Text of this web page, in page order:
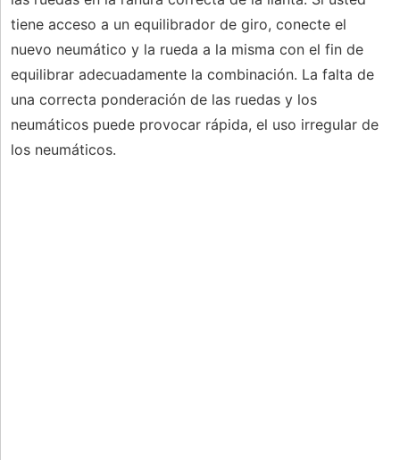
tiene acceso a un equilibrador de giro, conecte el
nuevo neumático y la rueda a la misma con el fin de
equilibrar adecuadamente la combinación. La falta de
una correcta ponderación de las ruedas y los
neumáticos puede provocar rápida, el uso irregular de
los neumáticos.